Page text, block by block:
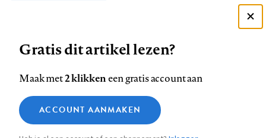
op
Facebook
op
LinkedIn
op
Bluesky
ons
op
InstagramYouTube
Footer
Contact Colofon Disclaimer Privacy
Medische vragen verdienen
betrouwbare antwoorden
Gratis dit artikel lezen?
Maak met2 klikkeneen gratis account aan
ACCOUNT AANMAKEN
Zie onze cookie policy
Analytische cookies